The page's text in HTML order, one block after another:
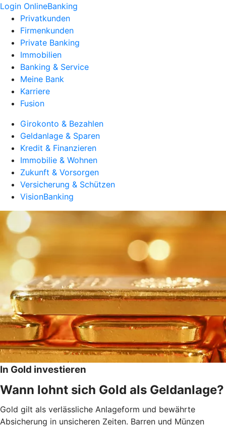
Login OnlineBanking
Privatkunden
Firmenkunden
Private Banking
Immobilien
Banking & Service
Meine Bank
Karriere
Fusion
Girokonto & Bezahlen
Geldanlage & Sparen
Kredit & Finanzieren
Immobilie & Wohnen
Zukunft & Vorsorgen
Versicherung & Schützen
VisionBanking
In Gold investieren
Wann lohnt sich Gold als Geldanlage?
Gold gilt als verlässliche Anlageform und bewährte
Absicherung in unsicheren Zeiten. Barren und Münzen